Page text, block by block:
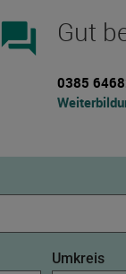
forum Gut
0385
Umkreis